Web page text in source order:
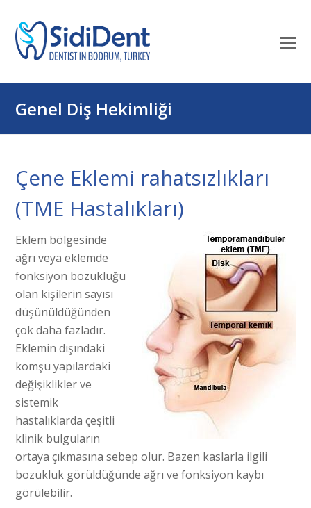
Genel Diş Hekimliği
Çene Eklemi rahatsızlıkları
(TME Hastalıkları)
Eklem bölgesinde
ağrı veya eklemde
fonksiyon bozukluğu
olan kişilerin sayısı
düşünüldüğünden
çok daha fazladır.
Eklemin dışındaki
komşu yapılardaki
değişiklikler ve
sistemik
hastalıklarda çeşitli
klinik bulguların
ortaya çıkmasına sebep olur. Bazen kaslarla ilgili
bozukluk görüldüğünde ağrı ve fonksiyon kaybı
görülebilir.